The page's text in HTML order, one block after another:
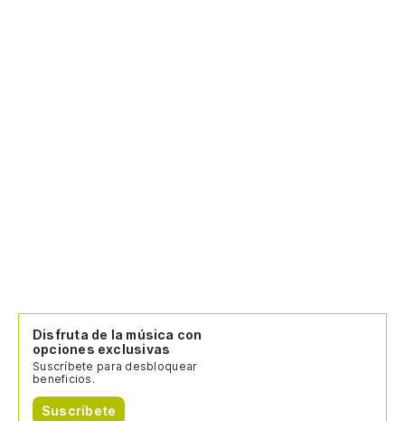
Disfruta de la música con
opciones exclusivas
Suscríbete para desbloquear
beneficios.
Suscríbete